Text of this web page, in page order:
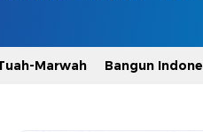
Marwah Bangun